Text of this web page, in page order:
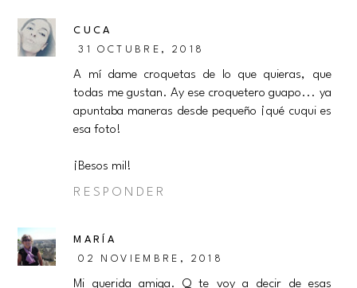
CUCA
31 OCTUBRE, 2018
A mí dame croquetas de lo que quieras, que
todas me gustan. Ay ese croquetero guapo... ya
apuntaba maneras desde pequeño ¡qué cuqui es
esa foto!
¡Besos mil!
RESPONDER
MARÍA
02 NOVIEMBRE, 2018
Mi querida amiga. Q te voy a decir de esas